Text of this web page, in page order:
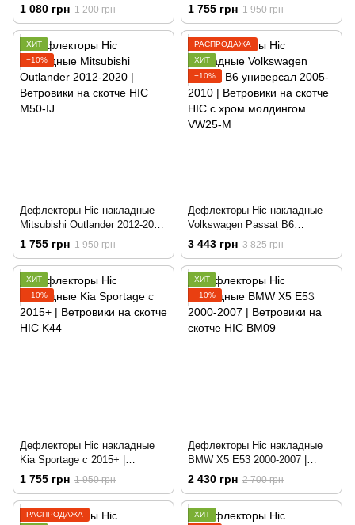
2003-2015 | Ветровики на
скотче HIC MB06
1 080 грн 1 200 грн
2021 | Ветровики на скотче
широкие HIC T58-IJ
1 755 грн 1 950 грн
ХИТ
−10%
Дефлекторы Hic накладные
Mitsubishi Outlander 2012-2020
| Ветровики на скотче HIC
1 755 грн 1 950 грн
РАСПРОДАЖА
ХИТ
−10%
Дефлекторы Hic накладные
Volkswagen Passat B6
универсал 2005-2010 |
Ветровики на скотче HIC с
хром молдингом VW25-M
3 443 грн 3 825 грн
ХИТ
−10%
Дефлекторы Hic накладные
Kia Sportage с 2015+ |
Ветровики на скотче HIC K44
1 755 грн 1 950 грн
ХИТ
−10%
Дефлекторы Hic накладные
BMW X5 E53 2000-2007 |
Ветровики на скотче HIC
2 430 грн 2 700 грн
РАСПРОДАЖА
ХИТ